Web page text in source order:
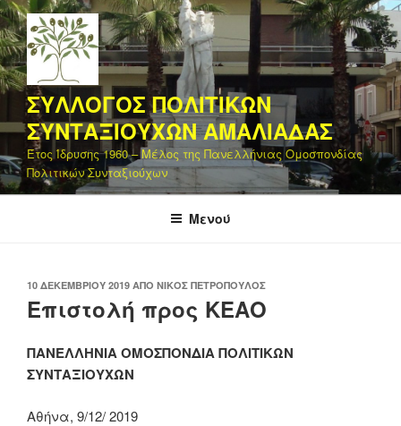
Μετάβαση
στο
περιεχόμενο
ΣΥΛΛΟΓΟΣ ΠΟΛΙΤΙΚΩΝ
ΣΥΝΤΑΞΙΟΥΧΩΝ ΑΜΑΛΙΑΔΑΣ
Έτος Ίδρυσης 1960 – Μέλος της Πανελλήνιας Ομοσπονδίας
Πολιτικών Συνταξιούχων
Μενού
ΔΗΜΟΣΙΕΎΤΗΚΕ
ΣΤΙΣ
10 ΔΕΚΕΜΒΡΊΟΥ 2019 ΑΠΌ ΝΊΚΟΣ ΠΕΤΡΌΠΟΥΛΟΣ
Επιστολή προς ΚΕΑΟ
ΠΑΝΕΛΛΗΝΙΑ ΟΜΟΣΠΟΝΔΙΑΠΟΛΙΤΙΚΩΝ
ΣΥΝΤΑΞΙΟΥΧΩΝ
Αθήνα, 9/12/ 2019